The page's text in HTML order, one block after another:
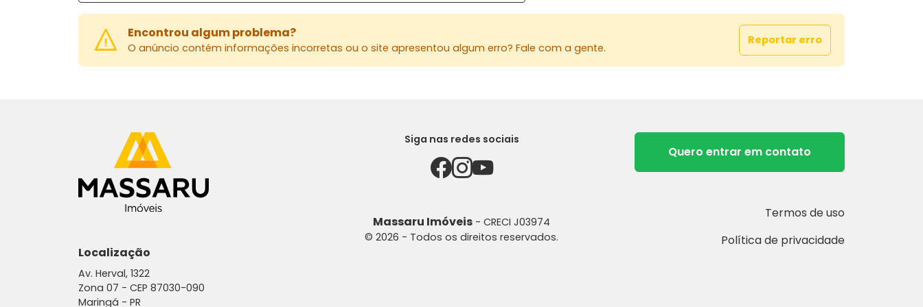
Encontrou algum problema?
O anúncio contém informações incorretas ou o site apresentou algum erro? Fale com a gente.
Reportar erro
Localização
Av. Herval, 1322
Zona 07 - CEP 87030-090
Maringá - PR
Siga nas redes sociais
Massaru Imóveis - CRECI J03974
© 2026 - Todos os direitos reservados.
Quero entrar em contato
Termos de uso
Política de privacidade